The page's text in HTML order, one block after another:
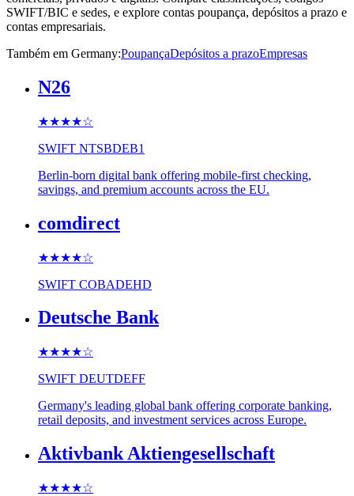
SWIFT/BIC e sedes, e explore contas poupança, depósitos a prazo e
contas empresariais.
Também em Germany:PoupançaDepósitos a prazoEmpresas
N26
★★★★☆
SWIFT NTSBDEB1
Berlin-born digital bank offering mobile-first checking,
savings, and premium accounts across the EU.
comdirect
★★★★☆
SWIFT COBADEHD
Deutsche Bank
★★★★☆
SWIFT DEUTDEFF
Germany's leading global bank offering corporate banking,
retail deposits, and investment services across Europe.
Aktivbank Aktiengesellschaft
★★★★☆